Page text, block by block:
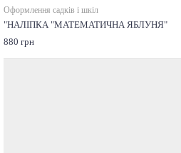
Оформлення садків і шкіл
"НАЛІПКА "МАТЕМАТИЧНА ЯБЛУНЯ"
880 грн